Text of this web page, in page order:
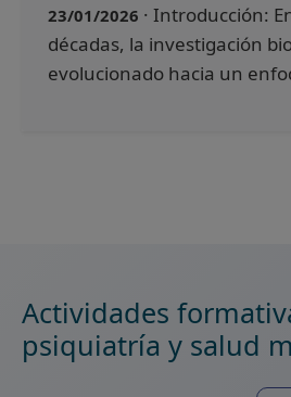
23/01/2026 · Introducción:
décadas, la investigación
evolucionado hacia un
Actividades
psiquiatría y salud